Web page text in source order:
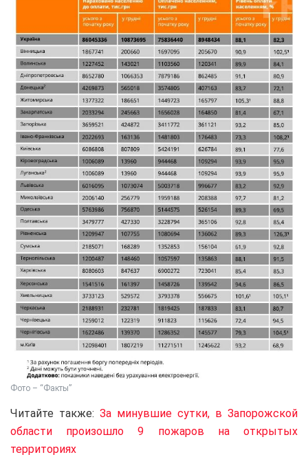
Фото – “Факты”
Читайте также: За минувшие сутки, в Запорожской
области произошло 9 пожаров на открытых
территориях